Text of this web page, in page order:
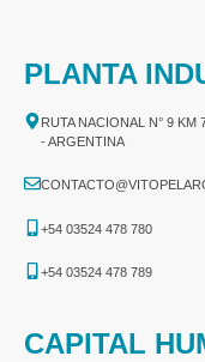
PLANTA
RUTA NACIONAL N° 9
- ARGENTINA
+54 03524 478 780​
+54 03524 478 789​
CAPITAL